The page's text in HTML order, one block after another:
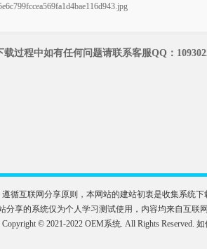
载过程中如有任何问题请联系客服QQ：
遵循互联网分享原则，本网站的建站初衷是收集系统
分享的系统仅为个人学习测试使用，内容均来自互联
Copyright © 2021-2022 OEM系统. All Rights Reserved.